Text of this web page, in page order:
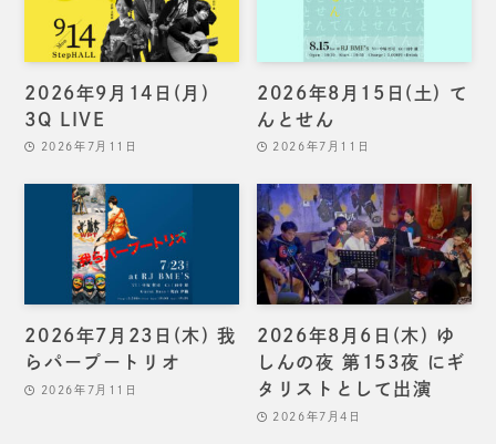
2026年9月14日(月)
3Q LIVE
2026年7月11日
2026年8月15日(土) て
んとせん
2026年7月11日
2026年7月23日(木) 我
らパープートリオ
2026年7月11日
2026年8月6日(木) ゆ
しんの夜 第153夜 にギ
タリストとして出演
2026年7月4日